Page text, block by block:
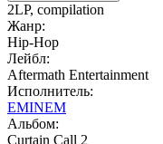
2LP, compilation
Жанр:
Hip-Hop
Лейбл:
Aftermath Entertainment
Исполнитель:
EMINEM
Альбом:
Curtain Call 2